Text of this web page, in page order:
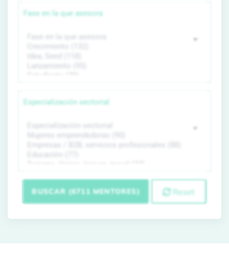
Fase en la que asesora
Especialización sectorial
BUSCAR (6711 MENTORES) Reset